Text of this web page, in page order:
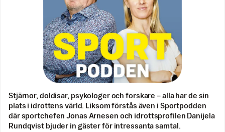
Stjärnor, doldisar, psykologer och forskare – alla har de sin
plats i idrottens värld. Liksom förstås även i Sportpodden
där sportchefen Jonas Arnesen och idrottsprofilen Danijela
Rundqvist bjuder in gäster för intressanta samtal.